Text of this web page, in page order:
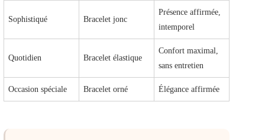
Sophistiqué Bracelet jonc
Présence affirmée,
intemporel
Quotidien Bracelet élastique
Confort maximal,
sans entretien
Occasion spéciale Bracelet orné Élégance affirmée